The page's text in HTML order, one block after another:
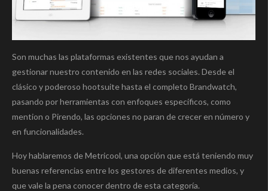
Son muchas las plataformas existentes que nos ayudan a
gestionar nuestro contenido en las redes sociales. Desde el
clásico y poderoso hootsuite hasta el completo Brandwatch,
pasando por herramientas con enfoques específicos, como
mention o Pirendo, las opciones no paran de crecer en número y
en funcionalidades.
Hoy hablaremos de Metricool, una opción que está teniendo muy
buenas referencias entre los gestores de diferentes medios, y
que vale la pena conocer dentro de esta categoría.